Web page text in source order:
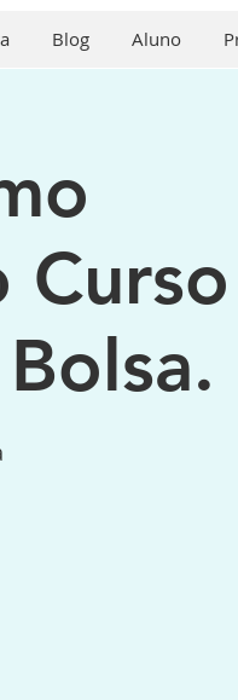
Blog Aluno
Curso